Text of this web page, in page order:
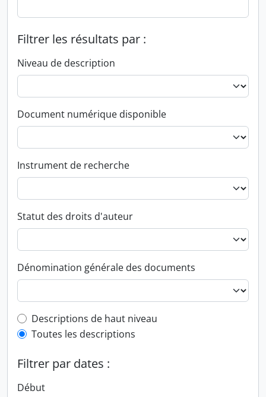
Filtrer les résultats par :
Niveau de description
Document numérique disponible
Instrument de recherche
Statut des droits d'auteur
Dénomination générale des documents
Top-level description filter
Descriptions de haut niveau
Toutes les descriptions
Filtrer par dates :
Début